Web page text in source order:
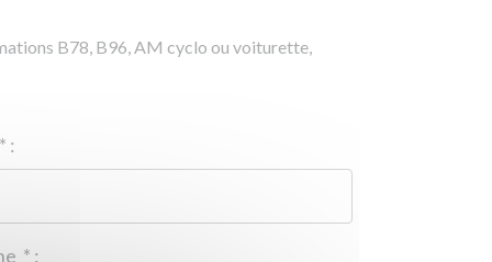
B78, B96, AM cyclo ou voiturette,
* :
* :